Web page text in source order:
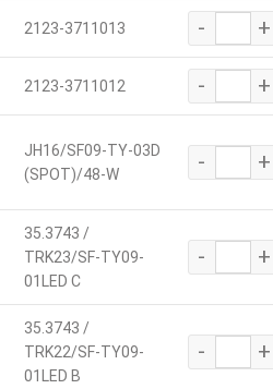
2123-3711013 - +
2123-3711012 - +
JH16/SF09-TY-03D
(SPOT)/48-W
- +
35.3743 /
TRK23/SF-TY09-
01LED С
- +
35.3743 /
TRK22/SF-TY09-
01LED B
- +